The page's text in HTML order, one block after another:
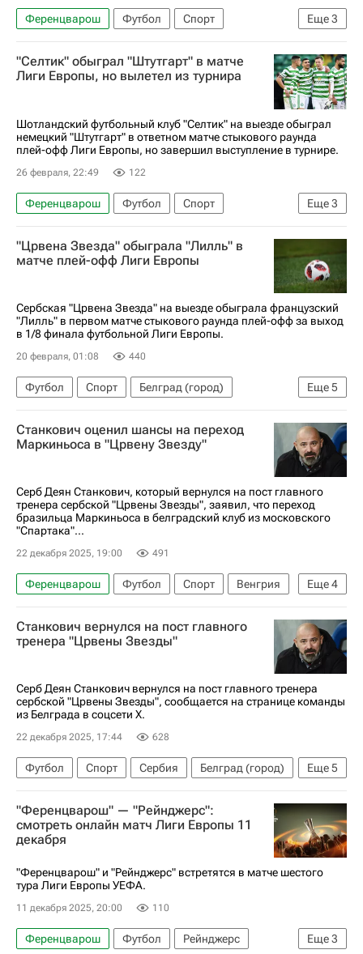
Еще3
Ференцварош Футбол
Спорт
Астон Вилла
Лилль
Анонсы и трансляции матчей
"Селтик" обыграл "Штутгарт" в матче
Лиги Европы, но вылетел из турнира
Шотландский футбольный клуб "Селтик" на выезде обыграл
немецкий "Штутгарт" в ответном матче стыкового раунда
плей-офф Лиги Европы, но завершил выступление в турнире.
26 февраля, 22:49 122
Еще3
Ференцварош Футбол
Спорт
Анонсы и трансляции матчей
Штутгарт
Селтик
"Црвена Звезда" обыграла "Лилль" в
матче плей-офф Лиги Европы
Сербская "Црвена Звезда" на выезде обыграла французский
"Лилль" в первом матче стыкового раунда плей-офф за выход
в 1/8 финала футбольной Лиги Европы.
20 февраля, 01:08 440
Еще5
Футбол Спорт
Белград (город)
Болгария
Венгрия
Црвена Звезда
Лилль
Лудогорец
Станкович оценил шансы на переход
Маркиньоса в "Црвену Звезду"
Серб Деян Станкович, который вернулся на пост главного
тренера сербской "Црвены Звезды", заявил, что переход
бразильца Маркиньоса в белградский клуб из московского
"Спартака"...
22 декабря 2025, 19:00 491
Еще4
Ференцварош Футбол Спорт
Венгрия
Маркиньос
Црвена Звезда
Спартак Москва
Станкович вернулся на пост главного
тренера "Црвены Звезды"
Серб Деян Станкович вернулся на пост главного тренера
сербской "Црвены Звезды", сообщается на странице команды
из Белграда в соцсети X.
22 декабря 2025, 17:44 628
Еще5
Футбол Спорт Сербия
Белград (город)
Венгрия
Црвена Звезда
Партизан
Спартак Москва
РПЛ 2026-2027 (Чемпионат России по футболу)
"Ференцварош" — "Рейнджерс":
смотреть онлайн матч Лиги Европы 11
декабря
"Ференцварош" и "Рейнджерс" встретятся в матче шестого
тура Лиги Европы УЕФА.
11 декабря 2025, 20:00 110
Еще3
Ференцварош Футбол Рейнджерс